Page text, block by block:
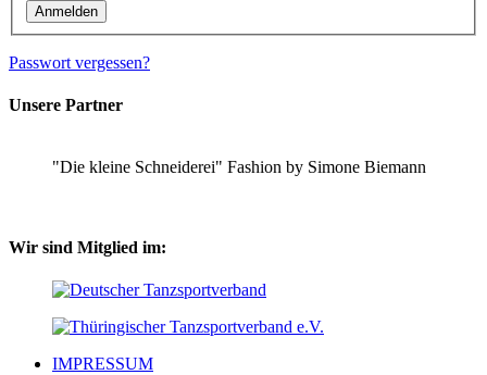
Passwort vergessen?
Unsere Partner
"Die kleine Schneiderei" Fashion by Simone Biemann
Wir sind Mitglied im:
IMPRESSUM